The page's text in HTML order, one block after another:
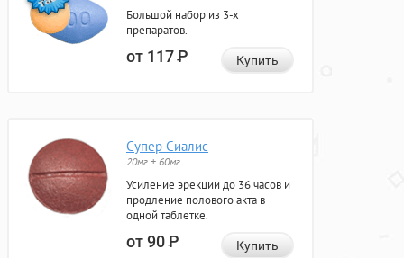
Большой набор из 3-х
препаратов.
от 117Р Купить
Супер Сиалис
20мг + 60мг
Усиление эрекции до 36 часов и
продление полового акта в
одной таблетке.
от 90Р Купить